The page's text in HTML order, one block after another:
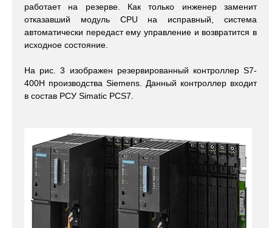
работает на резерве. Как только инженер заменит
отказавший модуль CPU на исправный, система
автоматически передаст ему управление и возвратится в
исходное состояние.
На рис. 3 изображен резервированный контроллер S7-
400H производства Siemens. Данный контроллер входит
в состав РСУ Simatic PCS7.